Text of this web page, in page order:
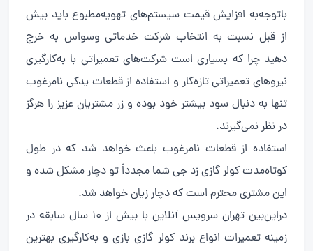
باتوجه‌به افزایش قیمت سیستم‌های تهویه‌مطبوع باید بیش
از قبل نسبت به انتخاب شرکت خدماتی وسواس به خرج
دهید چرا که بسیاری است شرکت‌های تعمیراتی با به‌کارگیری
نیروهای تعمیراتی تازه‌کار و استفاده از قطعات یدکی نامرغوب
تنها به دنبال سود بیشتر خود بوده و زر مشتریان عزیز را هرگز
در نظر نمی‌گیرند.
استفاده از قطعات نامرغوب باعث خواهد شد که در طول
کوتاه‌مدت کولر گازی زد جی شما مجدداً تو دچار مشکل شده و
این مشتری محترم است که دچار زیان خواهد شد.
دراین‌بین تهران سرویس آنلاین با بیش از ۱۰ سال سابقه در
زمینه تعمیرات انواع برند کولر گازی بازی و به‌کارگیری بهترین